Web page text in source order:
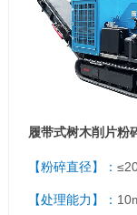
履带式树木削片粉
【粉碎直径】：
【处理能力】：